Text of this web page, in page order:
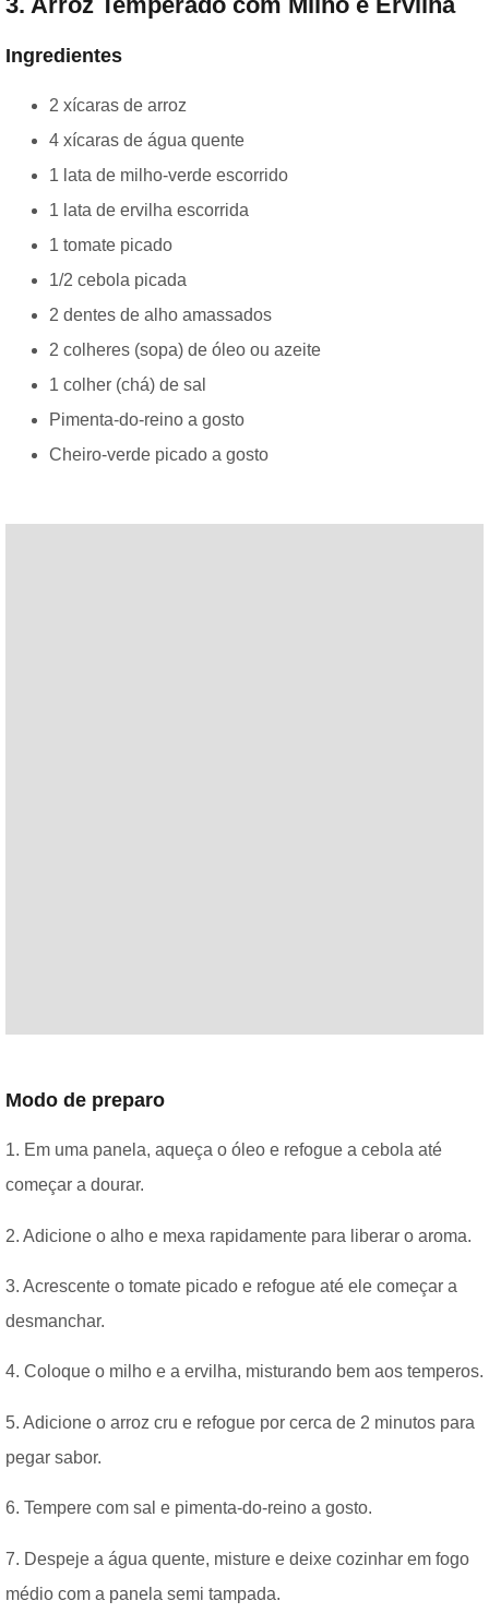
Ingredientes
2 xícaras de arroz
4 xícaras de água quente
1 lata de milho-verde escorrido
1 lata de ervilha escorrida
1 tomate picado
1/2 cebola picada
2 dentes de alho amassados
2 colheres (sopa) de óleo ou azeite
1 colher (chá) de sal
Pimenta-do-reino a gosto
Cheiro-verde picado a gosto
Modo de preparo
1. Em uma panela, aqueça o óleo e refogue a cebola até
começar a dourar.
2. Adicione o alho e mexa rapidamente para liberar o aroma.
3. Acrescente o tomate picado e refogue até ele começar a
desmanchar.
4. Coloque o milho e a ervilha, misturando bem aos temperos.
5. Adicione o arroz cru e refogue por cerca de 2 minutos para
pegar sabor.
6. Tempere com sal e pimenta-do-reino a gosto.
7. Despeje a água quente, misture e deixe cozinhar em fogo
médio com a panela semi tampada.